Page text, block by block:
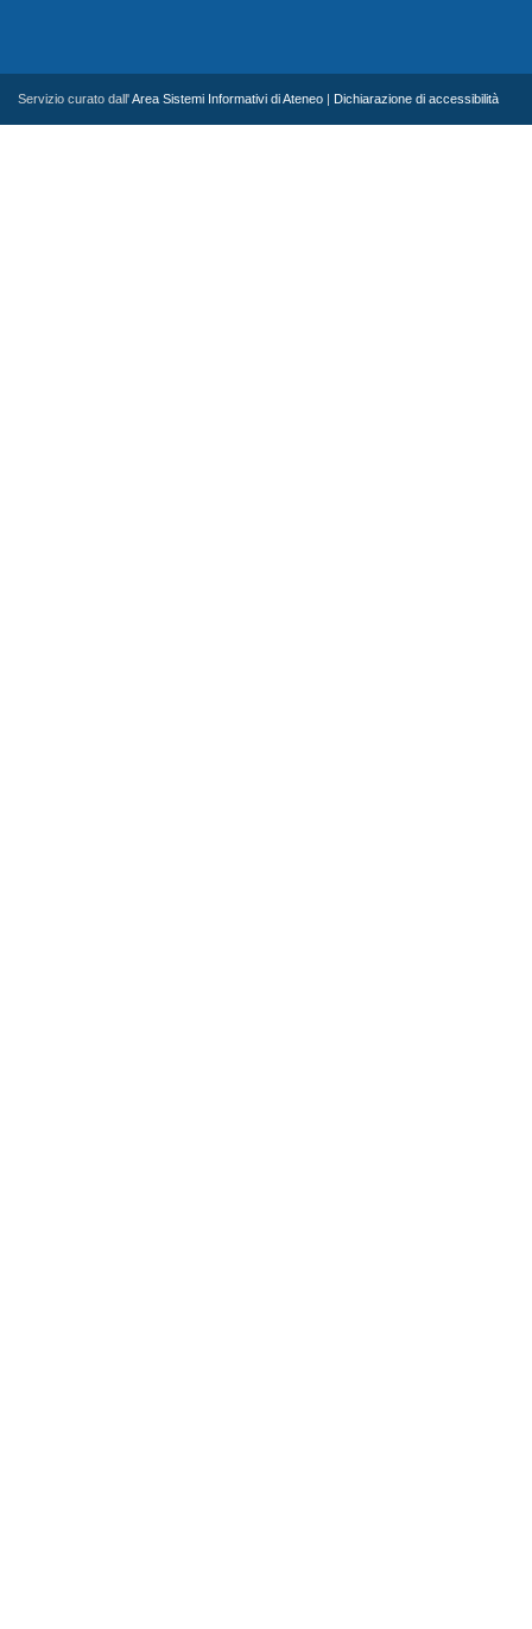
Servizio curato dall'Area Sistemi Informativi di Ateneo Dichiarazione di accessibilità